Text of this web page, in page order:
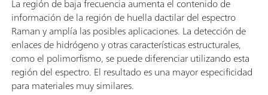
La región de baja frecuencia aumenta el contenido de
información de la región de huella dactilar del espectro
Raman y amplía las posibles aplicaciones. La detección de
enlaces de hidrógeno y otras características estructurales,
como el polimorfismo, se puede diferenciar utilizando esta
región del espectro. El resultado es una mayor especificidad
para materiales muy similares.